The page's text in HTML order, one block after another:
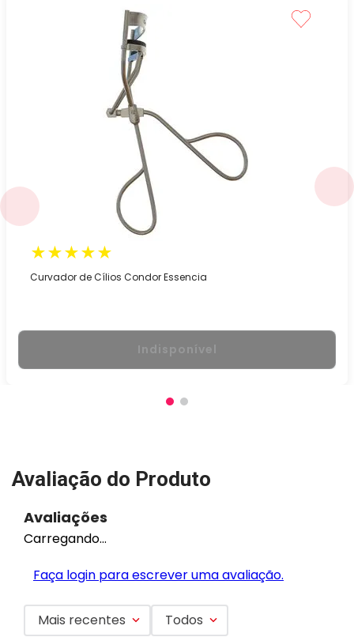
★★★★★
Curvador de Cílios Condor Essencia
Indisponível
Avaliação do Produto
Avaliações
Carregando…
Faça login para escrever uma avaliação.
Mais recentes Todos